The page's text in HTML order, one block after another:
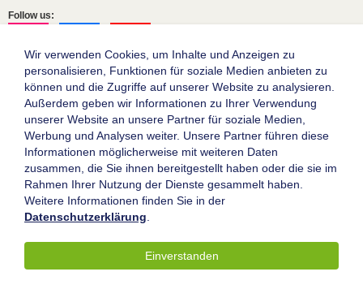
Follow us:
Die Goethe-Universität Frankfurt am Main
Impressum
Datenschutz
Barrierefreiheit
© 2004-2026 Goethe-Universität Frankfurt am Main
Wir verwenden Cookies, um Inhalte und Anzeigen zu
personalisieren, Funktionen für soziale Medien anbieten zu
können und die Zugriffe auf unserer Website zu analysieren.
Außerdem geben wir Informationen zu Ihrer Verwendung
unserer Website an unsere Partner für soziale Medien,
Werbung und Analysen weiter. Unsere Partner führen diese
Informationen möglicherweise mit weiteren Daten
zusammen, die Sie ihnen bereitgestellt haben oder die sie im
Rahmen Ihrer Nutzung der Dienste gesammelt haben.
Weitere Informationen finden Sie in der
Datenschutzerklärung
Einverstanden